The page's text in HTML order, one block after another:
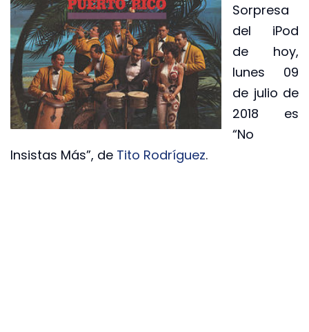
Sorpresa
del iPod
de hoy,
lunes 09
de julio de
2018 es
“No
Insistas Más”, de Tito Rodríguez.